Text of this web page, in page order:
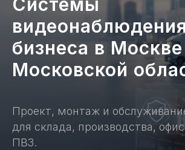
бизнеса в
Московской
Проект, монтаж и
для склада, производства,
ПВЗ.